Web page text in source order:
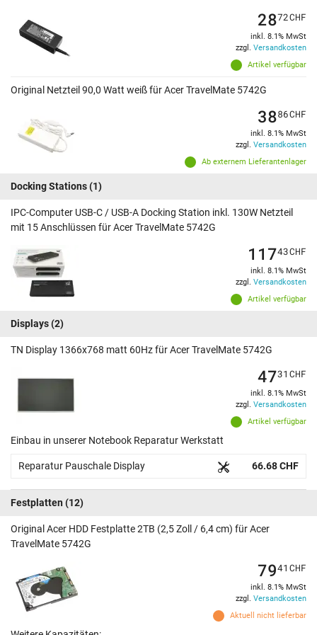
Artikel verfügbar
2872CHF
inkl. 8.1% MwSt
zzgl. Versandkosten
Original Netzteil 90,0 Watt weiß für Acer TravelMate 5742G
Ab externem Lieferantenlager
3886CHF
inkl. 8.1% MwSt
zzgl. Versandkosten
Docking Stations(1)
IPC-Computer USB-C / USB-A Docking Station inkl. 130W Netzteil
mit 15 Anschlüssen für Acer TravelMate 5742G
Artikel verfügbar
11743CHF
inkl. 8.1% MwSt
zzgl. Versandkosten
Displays(2)
TN Display 1366x768 matt 60Hz für Acer TravelMate 5742G
Artikel verfügbar
4731 CHF
inkl. 8.1% MwSt
zzgl. Versandkosten
Einbau in unserer Notebook Reparatur Werkstatt
Reparatur Pauschale Display 66.68 CHF
Festplatten (12)
Original Acer HDD Festplatte 2TB (2,5 Zoll / 6,4 cm) für Acer
TravelMate 5742G
Aktuell nicht lieferbar
7941 CHF
inkl. 8.1% MwSt
zzgl. Versandkosten